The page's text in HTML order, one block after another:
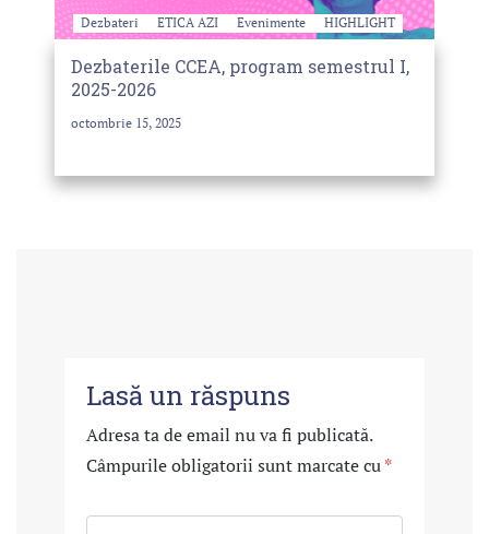
Dezbateri ETICA AZI Evenimente HIGHLIGHT
Dezbaterile CCEA, program semestrul I,
2025-2026
octombrie 15, 2025
Lasă un răspuns
Adresa ta de email nu va fi publicată.
Câmpurile obligatorii sunt marcate cu*